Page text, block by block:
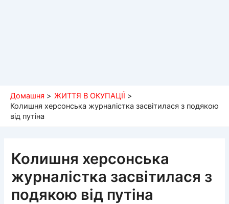
Домашня
ЖИТТЯ В ОКУПАЦІЇ
Колишня херсонська журналістка засвітилася з подякою
від путіна
Колишня херсонська
журналістка засвітилася з
подякою від путіна